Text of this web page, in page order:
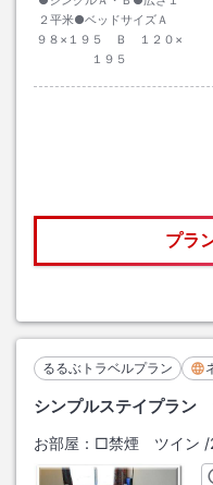
２平米●ベッドサイズＡ
９８×１９５ Ｂ １２０×
１９５
プラ
るるぶトラベルプラン
シンプルステイプラン
お部屋： □禁煙 ツイン /